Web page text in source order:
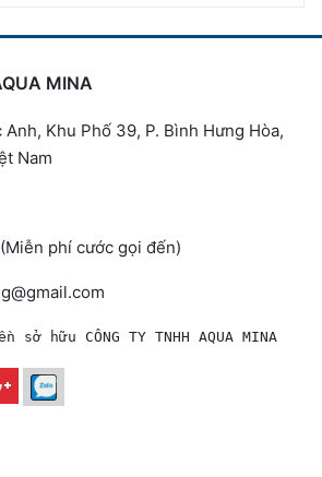
MINA
Khu Phố 39, P. Bình Hưng Hòa,
Nam
(Miễn phí cước gọi đến)
hữu CÔNG TY TNHH AQUA MINA